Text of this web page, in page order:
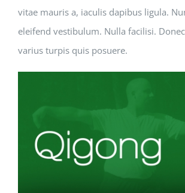
vitae mauris a, iaculis dapibus ligula.
eleifend vestibulum. Nulla facilisi.
varius turpis quis posuere.